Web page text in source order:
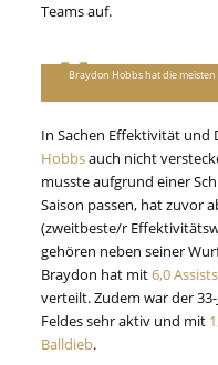
Teams auf.
Braydon Hobbs hat die
In Sachen Effektivität und
Hobbsauch nicht
musste aufgrund einer
Saison passen, hat zuvor
(zweitbeste/r
gehören neben seiner
Braydon hat mit6,0 Assists
verteilt. Zudem war der
Feldes sehr aktiv und mit
Balldieb.